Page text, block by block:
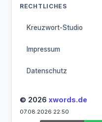
RECHTLICHES
Kreuzwort-Studio
Impressum
Datenschutz
© 2026 xwords.de
07.08.2026 22:50